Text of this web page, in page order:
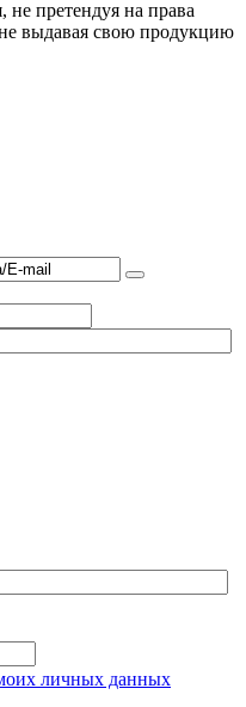
претендуя на права
выдавая свою продукцию
личных данных